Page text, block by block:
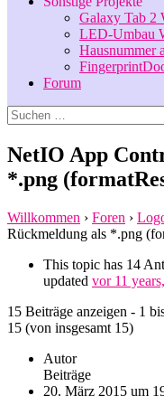
Galaxy Tab 2
LED-Umbau
Hausnummer
Forum
Suchen
nach:
NetIO App
*.png
Willkommen › Foren ›
Rückmeldung als *.png
This topic has 14
updated vor 11
15 Beiträge anzeigen - 1
15 (von insgesamt 15)
Autor
Beiträge
20. März 2015 um